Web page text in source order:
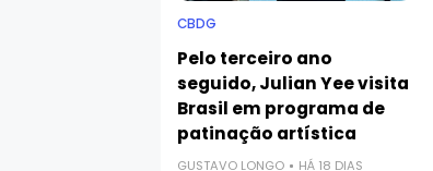
CBDG
Pelo terceiro ano
seguido, Julian Yee visita
Brasil em programa de
patinação artística
GUSTAVO LONGO HÁ 18 DIAS